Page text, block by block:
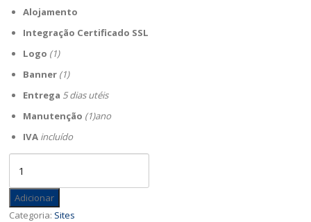
Alojamento
Integração Certificado SSL
Logo (1)
Banner (1)
Entrega 5 dias utéis
Manutenção (1)ano
IVA incluído
Landing
Page
Adicionar
Categoria: Sites